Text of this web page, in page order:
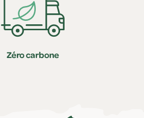
Zéro carbone